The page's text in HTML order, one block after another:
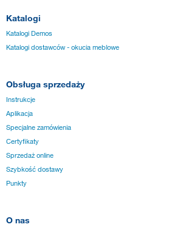
Katalogi
Katalogi Demos
Katalogi dostawców - okucia meblowe
Obsługa sprzedaży
Instrukcje
Aplikacja
Specjalne zamówienia
Certyfikaty
Sprzedaż online
Szybkość dostawy
Punkty
O nas